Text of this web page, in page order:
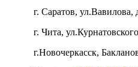
г. Саратов, ул.Вавилова,
г. Чита,
г.Новочеркасск,